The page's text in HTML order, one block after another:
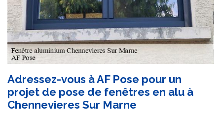
Adressez-vous à AF Pose pour un
projet de pose de fenêtres en alu à
Chennevieres Sur Marne